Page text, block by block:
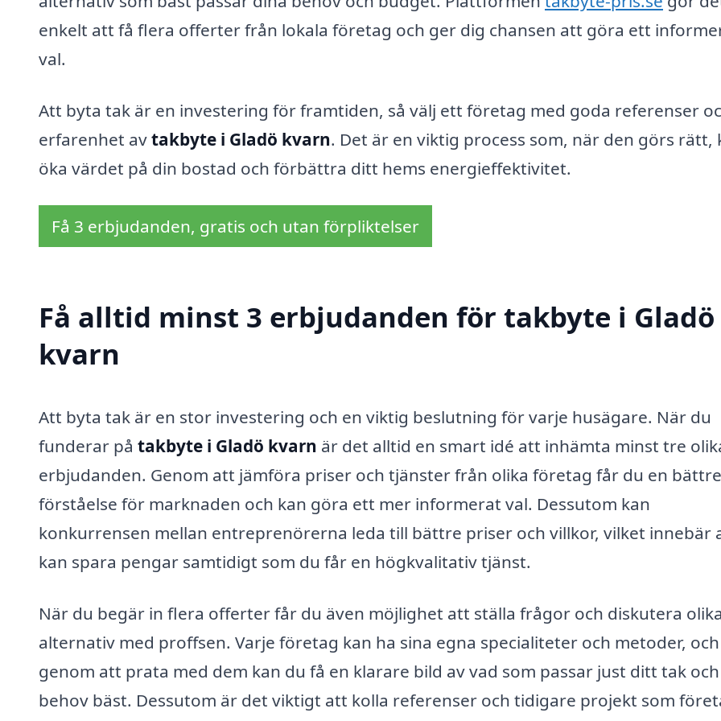
enkelt att få flera offerter från lokala företag och ger dig chansen att göra ett
val.
Att byta tak är en investering för framtiden, så välj ett företag med goda referenser
erfarenhet avtakbyte i Gladö kvarn. Det är en viktig process som, när den görs rätt,
öka värdet på din bostad och förbättra ditt hems energieffektivitet.
Få 3 erbjudanden, gratis och utan förpliktelser
Få alltid minst 3 erbjudanden för takbyte i Gladö
kvarn
Att byta tak är en stor investering och en viktig beslutning för varje husägare. När du
funderar på takbyte i Gladö kvarn är det alltid en smart idé att inhämta minst tre
erbjudanden. Genom att jämföra priser och tjänster från olika företag får du en bättre
förståelse för marknaden och kan göra ett mer informerat val. Dessutom kan
konkurrensen mellan entreprenörerna leda till bättre priser och villkor, vilket innebär
kan spara pengar samtidigt som du får en högkvalitativ tjänst.
När du begär in flera offerter får du även möjlighet att ställa frågor och diskutera olika
alternativ med proffsen. Varje företag kan ha sina egna specialiteter och metoder, och
genom att prata med dem kan du få en klarare bild av vad som passar just ditt tak
behov bäst. Dessutom är det viktigt att kolla referenser och tidigare projekt som